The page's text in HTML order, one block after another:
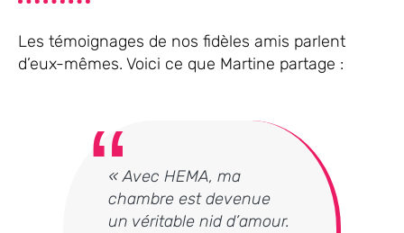
Les témoignages de nos fidèles amis parlent
d’eux-mêmes. Voici ce que Martine partage :
« Avec HEMA, ma
chambre est devenue
un véritable nid d’amour.